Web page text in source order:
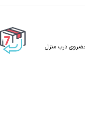
حضروی درب منزل